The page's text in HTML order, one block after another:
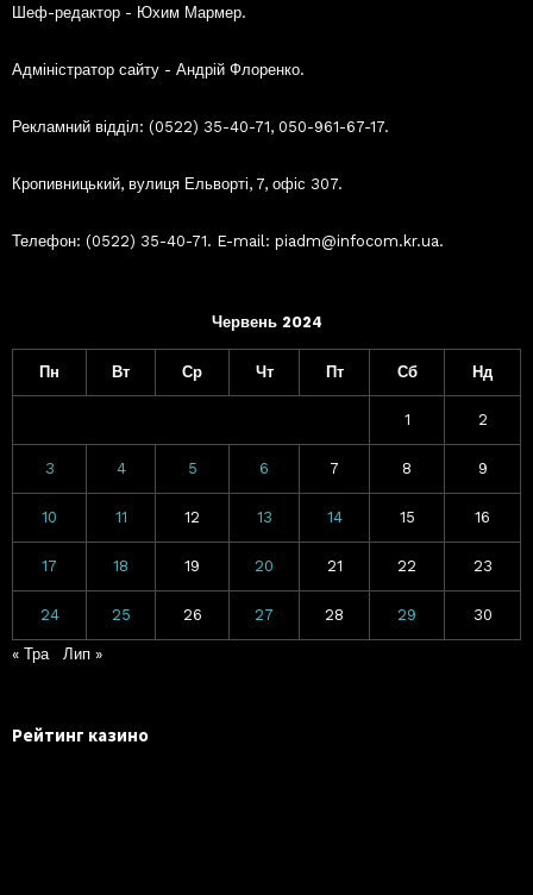
Шеф-редактор - Юхим Мармер.
Адміністратор сайту - Андрій Флоренко.
Рекламний відділ: (0522) 35-40-71, 050-961-67-17.
Кропивницький, вулиця Ельворті, 7, офіс 307.
Телефон: (0522) 35-40-71. E-mail: piadm@infocom.kr.ua.
Червень 2024
Пн Вт Ср Чт Пт Сб Нд
1 2
3 4 5 6 7 8 9
10 11 12 13 14 15 16
17 18 19 20 21 22 23
24 25 26 27 28 29 30
« Тра Лип »
Рейтинг казино